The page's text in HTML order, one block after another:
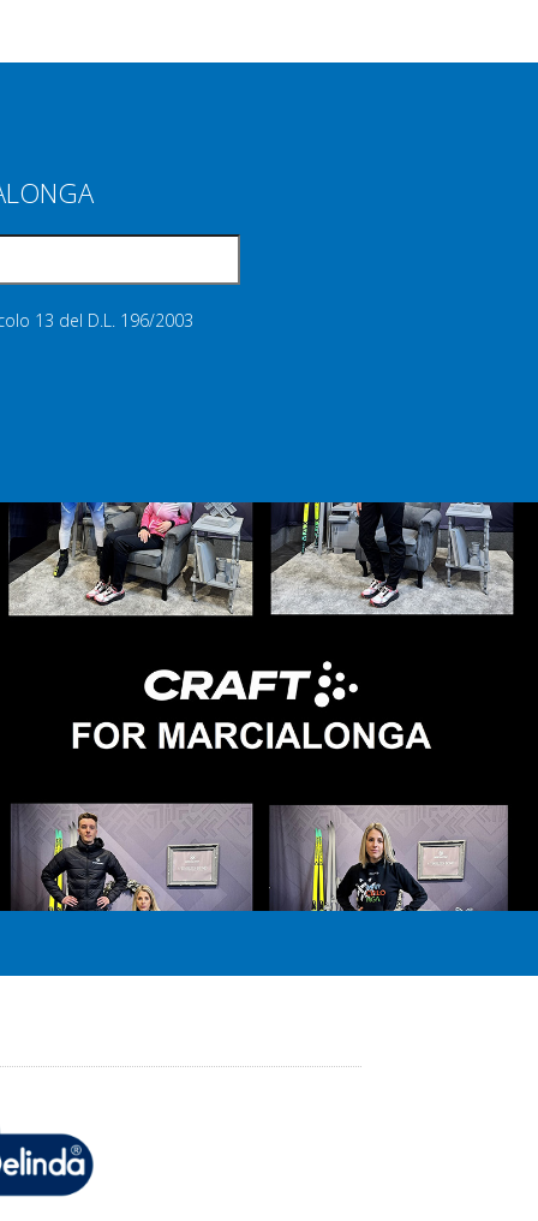
13 del D.L. 196/2003